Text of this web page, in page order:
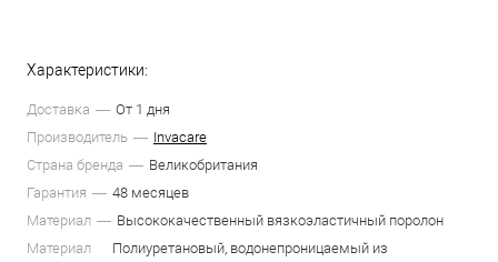
Характеристики:
Доставка
От 1 дня
Производитель
Invacare
Страна бренда
Великобритания
Гарантия
48 месяцев
Материал
Высококачественный вязкоэластичный поролон
Материал
Полиуретановый, водонепроницаемый из